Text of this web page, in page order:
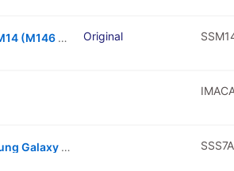
Dual Sim Card Tray For Samsung Galaxy M14 (M146 / 2023) (Navy Blue) Original
Hard Menu And Return Buttons For Samsung Galaxy S7 Active (Green Camo)